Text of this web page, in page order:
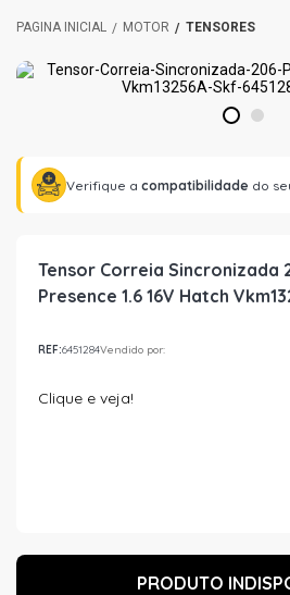
MOTOR TENSORES
1 2
Verifique a compatibilidade do
Tensor Correia Sincronizada
Presence 1.6 16V Hatch
REF:6451284Vendido por:
Clique e veja!
PRODUTO